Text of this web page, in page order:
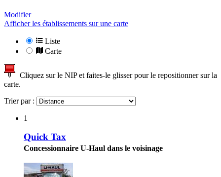
Modifier
Afficher les établissements sur une carte
Liste
Carte
Cliquez sur le NIP et faites-le glisser pour le repositionner sur la
carte.
Trier par :
1
Quick Tax
Concessionnaire U-Haul dans le voisinage